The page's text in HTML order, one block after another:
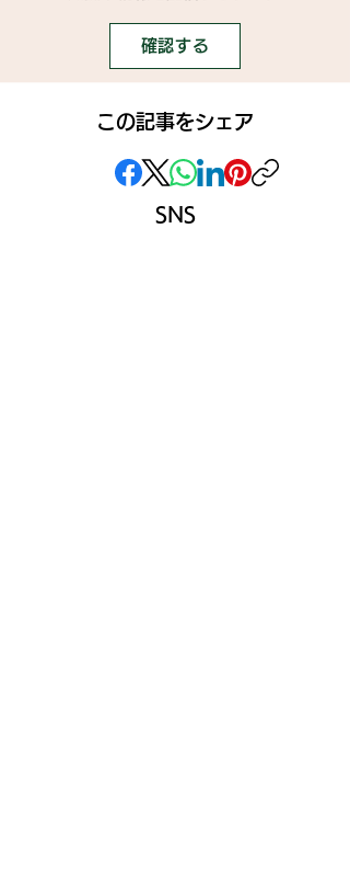
確認する
この記事をシェア
SNS